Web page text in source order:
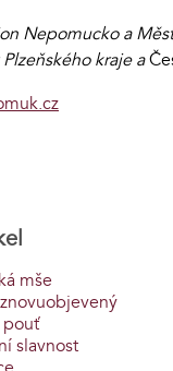
Nepomucko a
kraje a
mše
pouť
slavnost